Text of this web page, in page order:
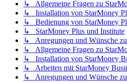
↳ Allgemeine Fragen zu
↳ Installation von StarMoney
↳ Bedienung von StarMoney
↳ StarMoney Plus und Institute
↳ Anregungen und Wünsche
↳ Allgemeine Fragen zu
↳ Installation von StarMoney
↳ Arbeiten mit StarMoney
↳ Anregungen und Wünsche